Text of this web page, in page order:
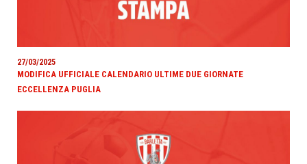
27/03/2025
MODIFICA UFFICIALE CALENDARIO ULTIME DUE GIORNATE
ECCELLENZA PUGLIA